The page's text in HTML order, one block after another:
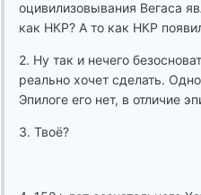
оцивилизовывания Вегаса
как НКР? А то как НКР
2. Ну так и нечего
реально хочет сделать.
Эпилоге его нет, в отличие
3. Твоё?